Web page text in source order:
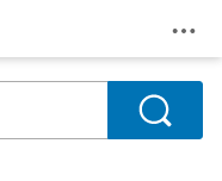
Search